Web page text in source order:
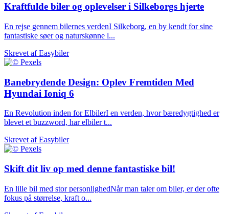
Kraftfulde biler og oplevelser i Silkeborgs hjerte
En rejse gennem bilernes verdenI Silkeborg, en by kendt for sine
fantastiske søer og naturskønne l...
Skrevet afEasybiler
Banebrydende Design: Oplev Fremtiden Med
Hyundai Ioniq 6
En Revolution inden for ElbilerI en verden, hvor bæredygtighed er
blevet et buzzword, har elbiler t...
Skrevet afEasybiler
Skift dit liv op med denne fantastiske bil!
En lille bil med stor personlighedNår man taler om biler, er der ofte
fokus på størrelse, kraft o...